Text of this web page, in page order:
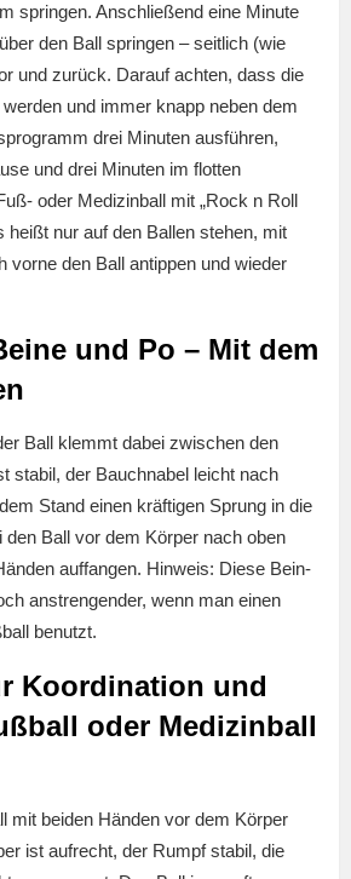
springen. Anschließend eine Minute
den Ball springen – seitlich (wie
und zurück. Darauf achten, dass die
und immer knapp neben dem
drei Minuten ausführen,
und drei Minuten im flotten
oder Medizinball mit „Rock n Roll
heißt nur auf den Ballen stehen, mit
vorne den Ball antippen und wieder
und Po – Mit dem
Ball klemmt dabei zwischen den
stabil, der Bauchnabel leicht nach
Stand einen kräftigen Sprung in die
den Ball vor dem Körper nach oben
auffangen. Hinweis: Diese Bein-
anstrengender, wenn man einen
benutzt.
Koordination und
oder Medizinball
mit beiden Händen vor dem Körper
ist aufrecht, der Rumpf stabil, die